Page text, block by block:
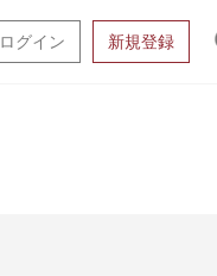
ログイン 新規登録